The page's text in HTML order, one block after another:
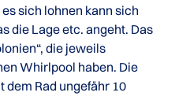
sich lohnen kann sich
die Lage etc. angeht. Das
die jeweils
Whirlpool haben. Die
dem Rad ungefähr 10